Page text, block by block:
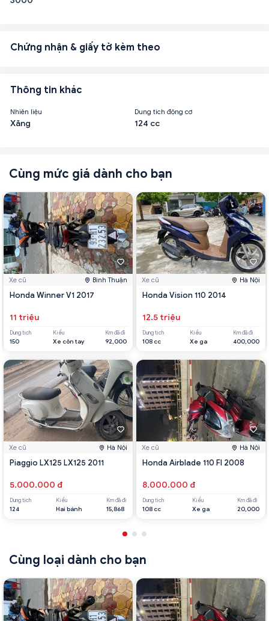
Chứng nhận & giấy tờ kèm theo
Thông tin khác
Nhiên liệu
Xăng
Dung tích động cơ
124 cc
Cùng mức giá dành cho bạn
Xe cũ Bình Thuận
Honda Winner V1 2017
11 triệu
Dung tích
150
Kiểu
Xe côn tay
Km đã đi
92,000
Xe cũ Hà Nội
Piaggio LX125 LX125 2011
5.000.000 đ
Dung tích
124
Kiểu
Hai bánh
Km đã đi
15,868
Xe cũ Hà Nội
Honda Vision 110 2014
12.5 triệu
Dung tích
108 cc
Kiểu
Xe ga
Km đã đi
400,000
Xe cũ Hà Nội
Honda Airblade 110 FI 2008
8.000.000 đ
Dung tích
108 cc
Kiểu
Xe ga
Km đã đi
20,000
Cùng loại dành cho bạn